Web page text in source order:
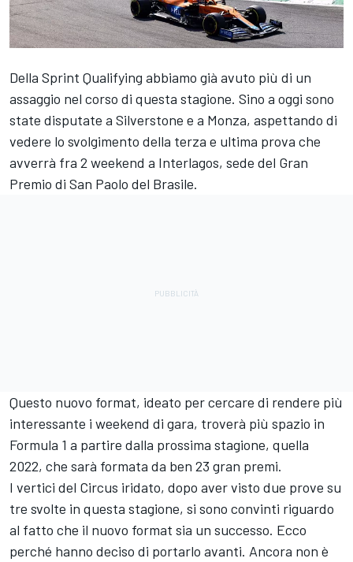
Della Sprint Qualifying abbiamo già avuto più di un
assaggio nel corso di questa stagione. Sino a oggi sono
state disputate a Silverstone e a Monza, aspettando di
vedere lo svolgimento della terza e ultima prova che
avverrà fra 2 weekend a Interlagos, sede del Gran
Premio di San Paolo del Brasile.
Questo nuovo format, ideato per cercare di rendere più
interessante i weekend di gara, troverà più spazio in
Formula 1 a partire dalla prossima stagione, quella
2022, che sarà formata da ben 23 gran premi.
I vertici del Circus iridato, dopo aver visto due prove su
tre svolte in questa stagione, si sono convinti riguardo
al fatto che il nuovo format sia un successo. Ecco
perché hanno deciso di portarlo avanti. Ancora non è